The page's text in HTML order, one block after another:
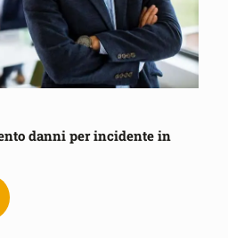
danni per incidente in